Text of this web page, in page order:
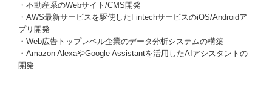
・不動産系のWebサイト/CMS開発
・AWS最新サービスを駆使したFintechサービスのiOS/Androidア
プリ開発
・Web広告トップレベル企業のデータ分析システムの構築
・Amazon AlexaやGoogle Assistantを活用したAIアシスタントの
開発